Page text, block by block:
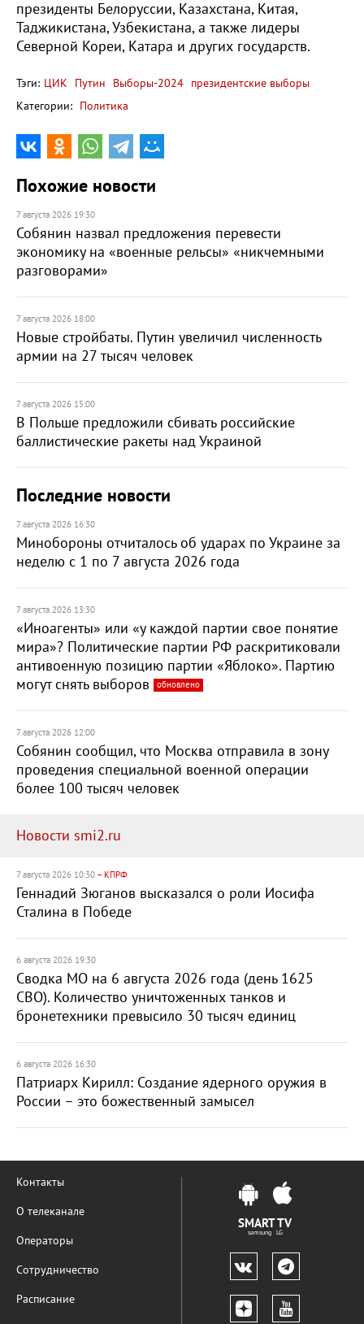
президенты Белоруссии, Казахстана, Китая,
Таджикистана, Узбекистана, а также лидеры
Северной Кореи, Катара и других государств.
Тэги: ЦИК Путин Выборы-2024 президентские выборы
Категории: Политика
Похожие новости
7 августа 2026 19:30
Собянин назвал предложения перевести
экономику на «военные рельсы» «никчемными
разговорами»
7 августа 2026 18:00
Новые стройбаты. Путин увеличил численность
армии на 27 тысяч человек
7 августа 2026 15:00
В Польше предложили сбивать российские
баллистические ракеты над Украиной
Последние новости
7 августа 2026 16:30
Минобороны отчиталось об ударах по Украине за
неделю с 1 по 7 августа 2026 года
7 августа 2026 13:30
«Иноагенты» или «у каждой партии свое понятие
мира»? Политические партии РФ раскритиковали
антивоенную позицию партии «Яблоко». Партию
могут снять выборов
обновлено
7 августа 2026 12:00
Собянин сообщил, что Москва отправила в зону
проведения специальной военной операции
более 100 тысяч человек
Новости smi2.ru
7 августа 2026 10:30 – КПРФ
Геннадий Зюганов высказался о роли Иосифа
Сталина в Победе
6 августа 2026 19:30
Сводка МО на 6 августа 2026 года (день 1625
СВО). Количество уничтоженных танков и
бронетехники превысило 30 тысяч единиц
6 августа 2026 16:30
Патриарх Кирилл: Создание ядерного оружия в
России – это божественный замысел
Контакты
О телеканале
Операторы
Сотрудничество
Расписание
SMART TV
samsung LG